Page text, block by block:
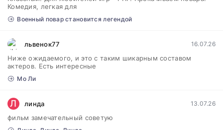
Комедия, легкая для
Военный повар становится легендой
львенок77 16.07.26
Ниже ожидаемого, и это с таким шикарным составом
актеров. Есть интересные
Мо Ли
Л линда 13.07.26
фильм замечательный советую